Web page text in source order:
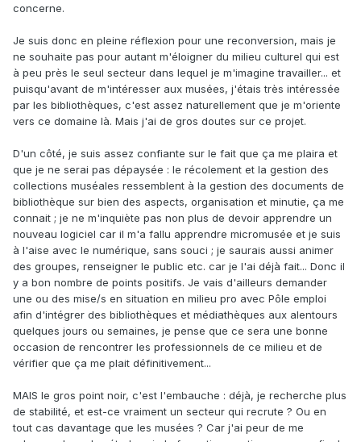
concerne.
Je suis donc en pleine réflexion pour une reconversion, mais je
ne souhaite pas pour autant m'éloigner du milieu culturel qui est
à peu près le seul secteur dans lequel je m'imagine travailler... et
puisqu'avant de m'intéresser aux musées, j'étais très intéressée
par les bibliothèques, c'est assez naturellement que je m'oriente
vers ce domaine là. Mais j'ai de gros doutes sur ce projet.
D'un côté, je suis assez confiante sur le fait que ça me plaira et
que je ne serai pas dépaysée : le récolement et la gestion des
collections muséales ressemblent à la gestion des documents de
bibliothèque sur bien des aspects, organisation et minutie, ça me
connait ; je ne m'inquiète pas non plus de devoir apprendre un
nouveau logiciel car il m'a fallu apprendre micromusée et je suis
à l'aise avec le numérique, sans souci ; je saurais aussi animer
des groupes, renseigner le public etc. car je l'ai déjà fait... Donc il
y a bon nombre de points positifs. Je vais d'ailleurs demander
une ou des mise/s en situation en milieu pro avec Pôle emploi
afin d'intégrer des bibliothèques et médiathèques aux alentours
quelques jours ou semaines, je pense que ce sera une bonne
occasion de rencontrer les professionnels de ce milieu et de
vérifier que ça me plait définitivement...
MAIS le gros point noir, c'est l'embauche : déjà, je recherche plus
de stabilité, et est-ce vraiment un secteur qui recrute ? Ou en
tout cas davantage que les musées ? Car j'ai peur de me